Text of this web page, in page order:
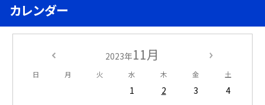
カレンダー
2023年11月
日 月 火 水 木 金 土
1 2 3
4